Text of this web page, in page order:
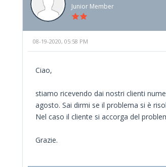
Junior Member
08-19-2020, 05:58 PM
Ciao,
stiamo ricevendo dai nostri clienti
agosto. Sai dirmi se il problema si è
Nel caso il cliente si accorga del
Grazie.